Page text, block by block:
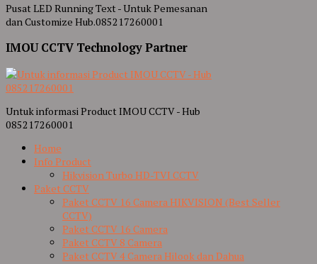
Pusat LED Running Text - Untuk Pemesanan
dan Customize Hub.085217260001
IMOU CCTV Technology Partner
Untuk informasi Product IMOU CCTV - Hub
085217260001
Home
Info Product
Hikvision Turbo HD-TVI CCTV
Paket CCTV
Paket CCTV 16 Camera HIKVISION (Best Seller
CCTV)
Paket CCTV 16 Camera
Paket CCTV 8 Camera
Paket CCTV 4 Camera Hilook dan Dahua